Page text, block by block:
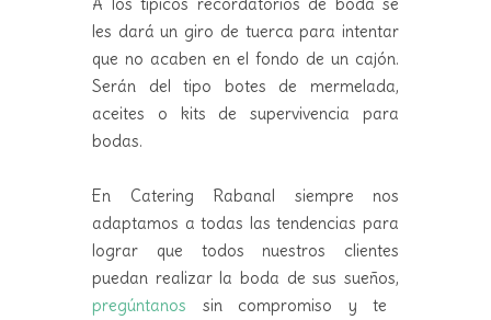
les dará un giro de tuerca para intentar
que no acaben en el fondo de un cajón.
Serán del tipo botes de mermelada,
aceites o kits de supervivencia para
bodas.
En Catering Rabanal siempre nos
adaptamos a todas las tendencias para
lograr que todos nuestros clientes
puedan realizar la boda de sus sueños,
pregúntanos sin compromiso y te